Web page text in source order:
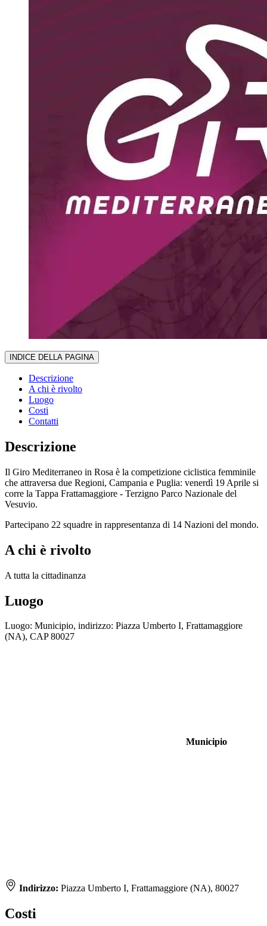
INDICE DELLA PAGINA
Descrizione
A chi è rivolto
Luogo
Costi
Contatti
Descrizione
Il Giro Mediterraneo in Rosa è la competizione ciclistica femminile
che attraversa due Regioni, Campania e Puglia: venerdì 19 Aprile si
corre la Tappa Frattamaggiore - Terzigno Parco Nazionale del
Vesuvio.
Partecipano 22 squadre in rappresentanza di 14 Nazioni del mondo.
A chi è rivolto
A tutta la cittadinanza
Luogo
Luogo: Municipio, indirizzo: Piazza Umberto I, Frattamaggiore
(NA), CAP 80027
Municipio
Indirizzo: Piazza Umberto I, Frattamaggiore (NA), 80027
Costi